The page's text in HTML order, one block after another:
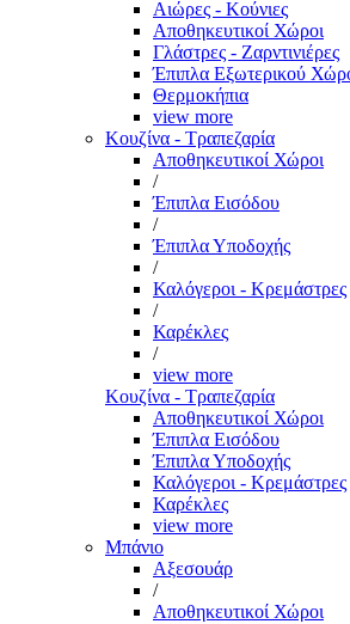
Αιώρες - Κούνιες
Αποθηκευτικοί Χώροι
Γλάστρες - Ζαρντινιέρες
Έπιπλα Εξωτερικού
Θερμοκήπια
view more
Κουζίνα - Τραπεζαρία
Αποθηκευτικοί Χώροι
/
Έπιπλα Εισόδου
/
Έπιπλα Υποδοχής
/
Καλόγεροι - Κρεμάστρες
/
Καρέκλες
/
view more
Κουζίνα - Τραπεζαρία
Αποθηκευτικοί Χώροι
Έπιπλα Εισόδου
Έπιπλα Υποδοχής
Καλόγεροι - Κρεμάστρες
Καρέκλες
view more
Μπάνιο
Αξεσουάρ
/
Αποθηκευτικοί Χώροι